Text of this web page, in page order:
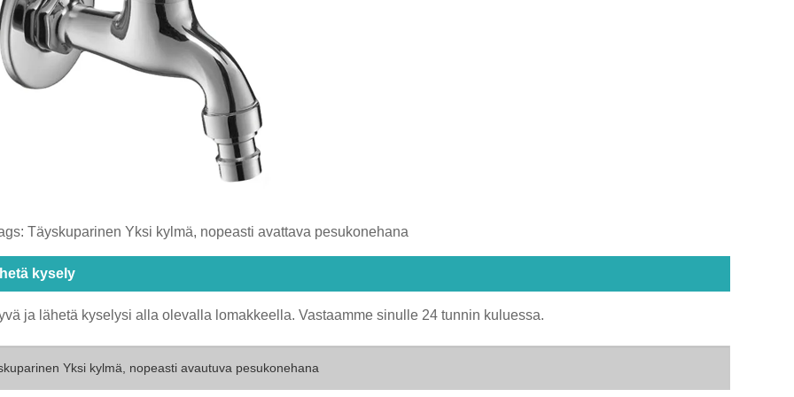
​Täyskuparinen Yksi kylmä, nopeasti avattava pesukonehana
kysely
ja lähetä kyselysi alla olevalla lomakkeella. Vastaamme sinulle 24 tunnin kuluessa.